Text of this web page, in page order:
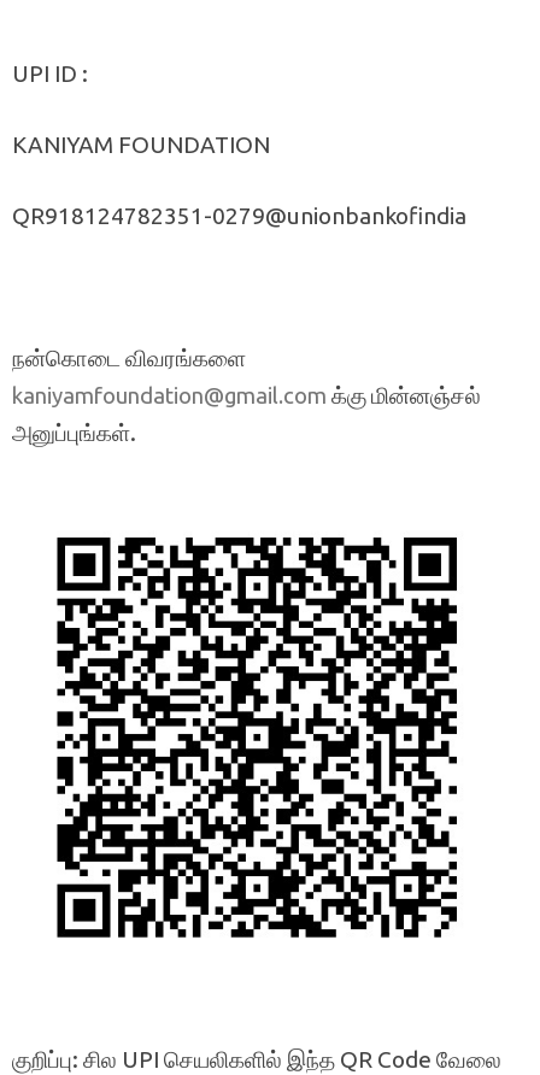
UPI ID :
KANIYAM FOUNDATION
QR918124782351-0279@unionbankofindia
நன்கொடை விவரங்களை
kaniyamfoundation@gmail.com க்கு மின்னஞ்சல்
அனுப்புங்கள்.
குறிப்பு: சில UPI செயலிகளில் இந்த QR Code வேலை